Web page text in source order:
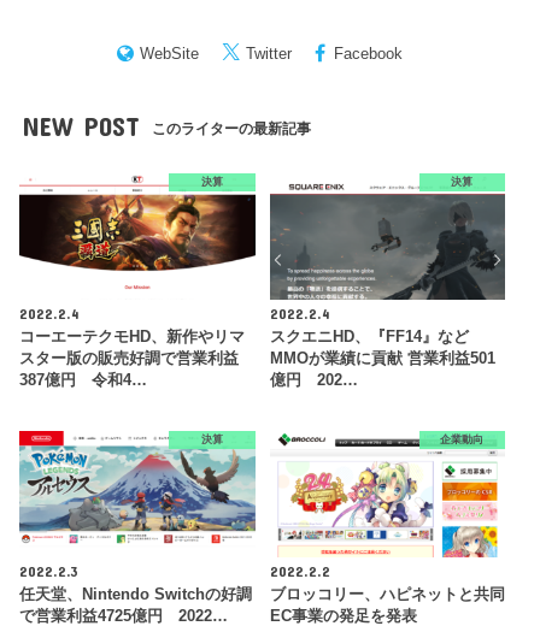
WebSite Twitter Facebook
NEW POST このライターの最新記事
決算
2022.2.4
コーエーテクモHD、新作やリマ
スター版の販売好調で営業利益
387億円 令和4…
決算
2022.2.4
スクエニHD、『FF14』など
MMOが業績に貢献 営業利益501
億円 202…
決算
2022.2.3
任天堂、Nintendo Switchの好調
で営業利益4725億円 2022…
企業動向
2022.2.2
ブロッコリー、ハピネットと共同
EC事業の発足を発表